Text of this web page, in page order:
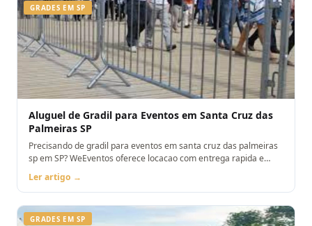
GRADES EM SP
Aluguel de Gradil para Eventos em Santa Cruz das
Palmeiras SP
Precisando de gradil para eventos em santa cruz das palmeiras
sp em SP? WeEventos oferece locacao com entrega rapida e
montagem. Orcamento pelo WhatsApp.
Ler artigo →
GRADES EM SP